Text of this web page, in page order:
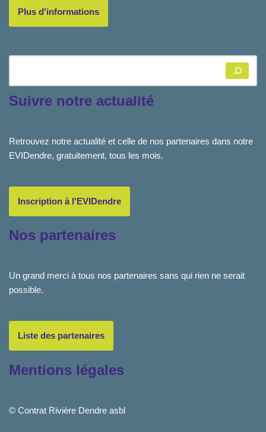
Plus d'informations
Suivre notre actualité
Retrouvez notre actualité et celle de nos partenaires dans notre
EVIDendre, gratuitement, tous les mois.
Inscription à l'EVIDendre
Nos partenaires
Un grand merci à tous nos partenaires sans qui rien ne serait
possible.
Liste des partenaires
Mentions légales
© Contrat Rivière Dendre asbl